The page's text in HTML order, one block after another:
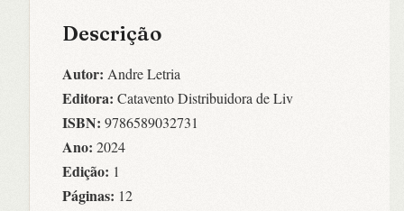
Descrição
Autor: Andre Letria
Editora: Catavento Distribuidora de Liv
ISBN: 9786589032731
Ano: 2024
Edição: 1
Páginas: 12